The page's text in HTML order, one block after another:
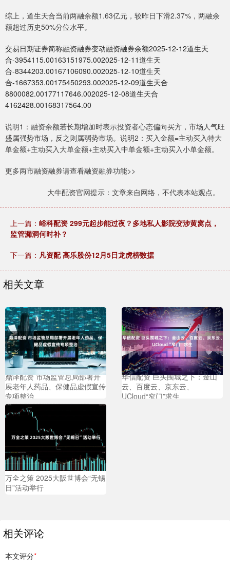
综上，道生天合当前两融余额1.63亿元，较昨日下滑2.37%，两融余
额超过历史50%分位水平。
交易日期证券简称融资融券变动融资融券余额2025-12-12道生天
合-3954115.00163151975.002025-12-11道生天
合-8344203.00167106090.002025-12-10道生天
合-1667353.00175450293.002025-12-09道生天合
8800082.00177117646.002025-12-08道生天合
4162428.00168317564.00
说明1：融资余额若长期增加时表示投资者心态偏向买方，市场人气旺
盛属强势市场，反之则属弱势市场。说明2：买入金额=主动买入特大
单金额+主动买入大单金额+主动买入中单金额+主动买入小单金额。
更多两市融资融券请查看融资融券功能>>
大牛配资官网提示：文章来自网络，不代表本站观点。
上一篇： 峪科配资 299元起步能过夜？多地私人影院变涉黄窝点，
监管漏洞何时补？
下一篇： 凡资配 高乐股份12月5日龙虎榜数据
相关文章
鼎泽配资 市场监管总局部署开
展老年人药品、保健品虚假宣传
专项整治
华信配资 巨头围城之下：金山
云、百度云、京东云、
UCloud“窄门”求生
万全之策 2025大阪世博会“无锡
日”活动举行
相关评论
本文评分*